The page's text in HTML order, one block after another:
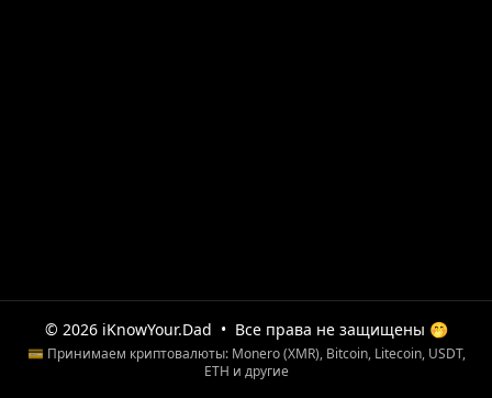
© 2026 iKnowYour.Dad • Все права не защищены 🤭
💳 Принимаем криптовалюты: Monero (XMR), Bitcoin, Litecoin, USDT,
ETH и другие